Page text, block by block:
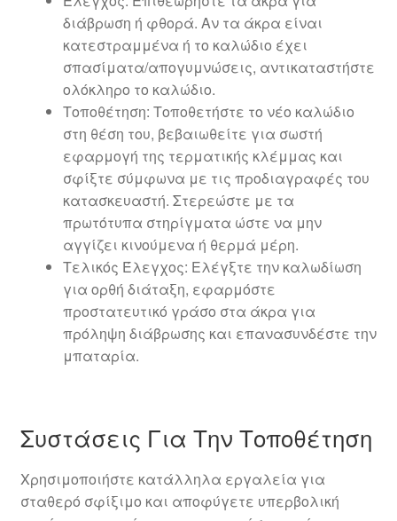
διάβρωση ή φθορά. Αν τα άκρα είναι
κατεστραμμένα ή το καλώδιο έχει
σπασίματα/απογυμνώσεις, αντικαταστήστε
ολόκληρο το καλώδιο.
Τοποθέτηση: Τοποθετήστε το νέο καλώδιο
στη θέση του, βεβαιωθείτε για σωστή
εφαρμογή της τερματικής κλέμμας και
σφίξτε σύμφωνα με τις προδιαγραφές του
κατασκευαστή. Στερεώστε με τα
πρωτότυπα στηρίγματα ώστε να μην
αγγίζει κινούμενα ή θερμά μέρη.
Τελικός Έλεγχος: Ελέγξτε την καλωδίωση
για ορθή διάταξη, εφαρμόστε
προστατευτικό γράσο στα άκρα για
πρόληψη διάβρωσης και επανασυνδέστε την
μπαταρία.
Συστάσεις Για Την Τοποθέτηση
Χρησιμοποιήστε κατάλληλα εργαλεία για
σταθερό σφίξιμο και αποφύγετε υπερβολική